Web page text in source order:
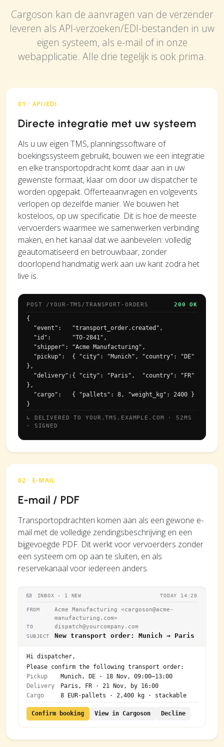
Cargoson kan de aanvragen van de verzender
leveren als API-verzoeken/EDI-bestanden in uw
eigen systeem, als e-mail of in onze
webapplicatie. Alle drie tegelijk is ook prima.
01 · API/EDI
Directe integratie met uw systeem
Als u uw eigen TMS, planningssoftware of
boekingssysteem gebruikt, bouwen we een integratie
en elke transportopdracht komt daar aan in uw
gewenste formaat, klaar om door uw dispatcher te
worden opgepakt. Offerteaanvragen en volgevents
verlopen op dezelfde manier. We bouwen het
kosteloos, op uw specificatie. Dit is hoe de meeste
vervoerders waarmee we samenwerken verbinding
maken, en het kanaal dat we aanbevelen: volledig
geautomatiseerd en betrouwbaar, zonder
doorlopend handmatig werk aan uw kant zodra het
live is.
POST /YOUR-TMS/TRANSPORT-ORDERS 200 OK
{
},
},
}
↳ DELIVERED TO YOUR.TMS.EXAMPLE.COM · 52MS
· SIGNED
02 · E-MAIL
E-mail / PDF
Transportopdrachten komen aan als een gewone e-
mail met de volledige zendingsbeschrijving en een
bijgevoegde PDF. Dit werkt voor vervoerders zonder
een systeem om op aan te sluiten, en als
reservekanaal voor iedereen anders.
INBOX · 1 NEW TODAY 14:20
FROM Acme Manufacturing <cargoson@acme-
manufacturing.com>
TO dispatch@yourcompany.com
SUBJECT New transport order: Munich → Paris
Hi dispatcher,
Please confirm the following transport order:
Pickup
Munich, DE · 18 Nov, 09:00–13:00
Delivery
Paris, FR · 21 Nov, by 16:00
Cargo
8 EUR-pallets · 2,400 kg · stackable
Confirm booking View in Cargoson Decline